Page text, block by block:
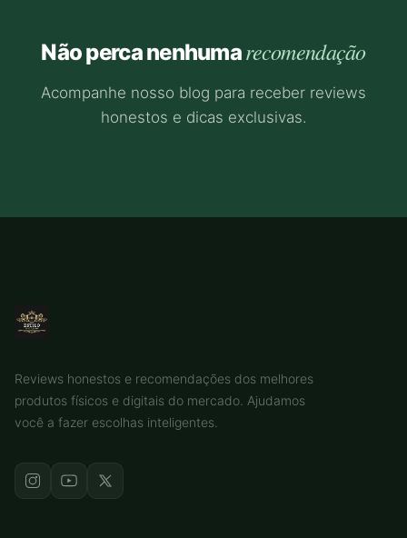
Não perca nenhumarecomendação
Acompanhe nosso blog para receber reviews
honestos e dicas exclusivas.
Reviews honestos e recomendações dos melhores
produtos físicos e digitais do mercado. Ajudamos
você a fazer escolhas inteligentes.